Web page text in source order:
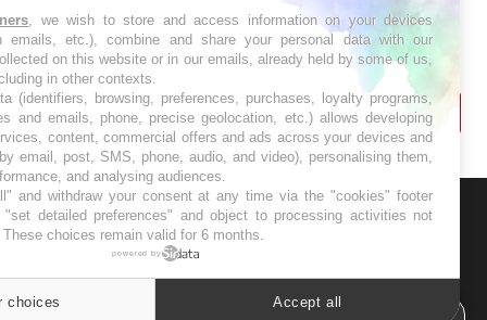
Mauvaise haleine : il faut
améliorer l’hygiène
bucco-dentaire
les semaines les meilleures
, we wish to store and access information on your devices
emails, etc.), combine and share your personal data with our
on this website or in our emails, already held by some of us,
in other contexts.
(identifiers, browsing, preferences, purchases, loyalty programs,
and emails, phone, precise geolocation, etc.) allows developing
content, commercial offers and ads across your devices and
email, post, SMS, phone, audio, and video), personalising them,
and analysing audiences.
and withdraw your consent at any time via the "cookies" footer
detailed preferences" and object to processing activities not
choices remain valid for 6 months.
powered by
choices Accept all